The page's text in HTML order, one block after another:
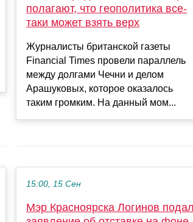
полагают, что геополитика все-
таки может взять верх
Журналисты британской газеты
Financial Times провели параллель
между долгами Чечни и делом
Арашуковых, которое оказалось
таким громким. На данный мом...
15:00, 15 Сен
Мэр Красноярска Логинов подал